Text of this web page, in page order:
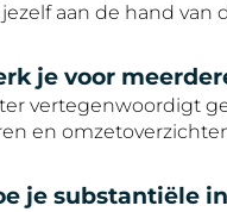
jezelf aan de hand
je voor
vertegenwoordigt
en
je substantiële